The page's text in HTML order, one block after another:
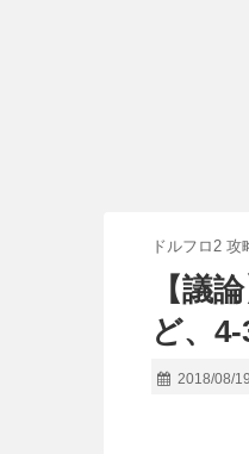
ドルフロ2 攻
【議
ど、
2018/08/19